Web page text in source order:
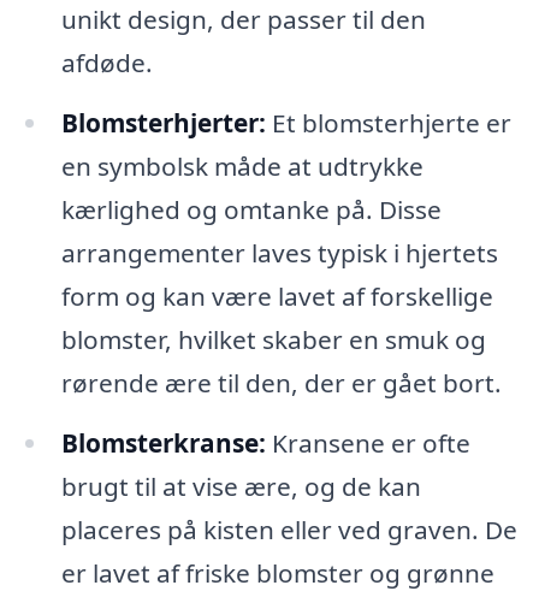
unikt design, der passer til den
afdøde.
Blomsterhjerter: Et blomsterhjerte er
en symbolsk måde at udtrykke
kærlighed og omtanke på. Disse
arrangementer laves typisk i hjertets
form og kan være lavet af forskellige
blomster, hvilket skaber en smuk og
rørende ære til den, der er gået bort.
Blomsterkranse: Kransene er ofte
brugt til at vise ære, og de kan
placeres på kisten eller ved graven. De
er lavet af friske blomster og grønne